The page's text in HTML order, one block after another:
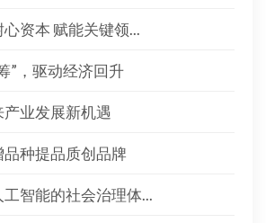
资本 赋能关键领...
”，驱动经济回升
业发展新机遇
种提品质创品牌
智能的社会治理体...